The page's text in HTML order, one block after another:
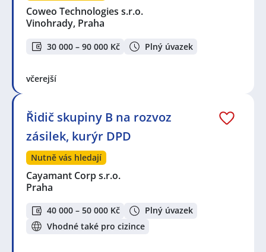
Coweo Technologies s.r.o.
Vinohrady, Praha
30 000 – 90 000 Kč Plný úvazek
včerejší
Řidič skupiny B na rozvoz
zásilek, kurýr DPD
Nutně vás hledají
Cayamant Corp s.r.o.
Praha
40 000 – 50 000 Kč
Plný úvazek
Vhodné také pro cizince